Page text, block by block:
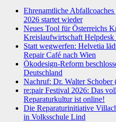
Ehrenamtliche
2026 startet wieder
Neues Tool für Österreichs
Kreislaufwirtschaft
Statt wegwerfen: Helvetia
Repair Café nach Wien
Ökodesign-Reform
Deutschland
Nachruf: Dr. Walter Schober
re:pair Festival 2026: Das
Reparaturkultur ist online!
Die Reparaturinitiative
in Volksschule Lind